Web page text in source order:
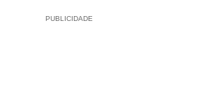
PUBLICIDADE